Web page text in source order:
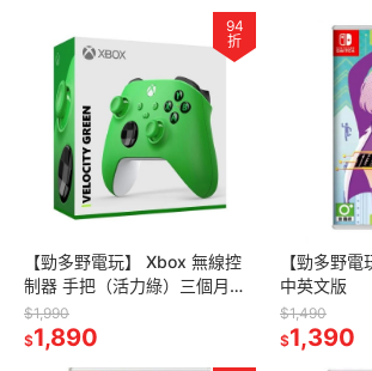
94
折
【勁多野電玩】 Xbox 無線控
制器 手把（活力綠）三個月保
固
$1,990
$1,890
【勁多野
中英文版
$1,490
$1,390